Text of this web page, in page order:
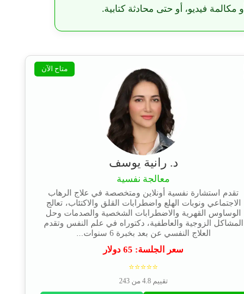
فيديو، أو حتى محادثة كتابية.
متاح الآن
د. رانية يوسف
معالجة نفسية
تقدم استشارة نفسية أونلاين ومتخصصة في علاج الرهاب
الاجتماعي ونوبات الهلع واضطرابات القلق والاكتئاب، تعالج
الوساوس القهرية والاضطرابات الشخصية والصدمات وحل
المشاكل الزوجية والعاطفية، دكتوراه في علم النفس وتقدم
العلاج النفسي عن بعد بخبرة 6 سنوات...
سعر الجلسة: 65 دولار
⭐⭐⭐⭐⭐
تقييم 4.8 من 243